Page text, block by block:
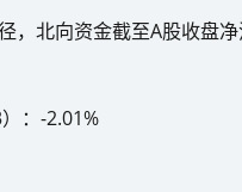
，北向资金截至A股收盘
：-2.01%